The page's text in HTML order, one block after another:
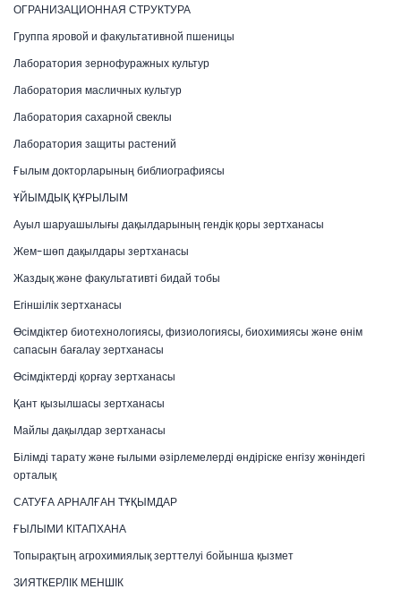
ОГРАНИЗАЦИОННАЯ СТРУКТУРА
Группа яровой и факультативной пшеницы
Лаборатория зернофуражных культур
Лаборатория масличных культур
Лаборатория сахарной свеклы
Лаборатория защиты растений
Ғылым докторларының библиографиясы
ҰЙЫМДЫҚ ҚҰРЫЛЫМ
Ауыл шаруашылығы дақылдарының гендік қоры зертханасы
Жем-шөп дақылдары зертханасы
Жаздық және факультативті бидай тобы
Егіншілік зертханасы
Өсімдіктер биотехнологиясы, физиологиясы, биохимиясы және өнім
сапасын бағалау зертханасы
Өсімдіктерді қорғау зертханасы
Қант қызылшасы зертханасы
Майлы дақылдар зертханасы
Білімді тарату және ғылыми әзірлемелерді өндіріске енгізу жөніндегі
орталық
САТУҒА АРНАЛҒАН ТҰҚЫМДАР
ҒЫЛЫМИ КІТАПХАНА
Топырақтың агрохимиялық зерттелуі бойынша қызмет
ЗИЯТКЕРЛІК МЕНШІК